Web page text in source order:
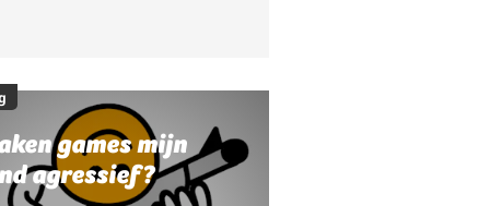
games mijn
agressief?